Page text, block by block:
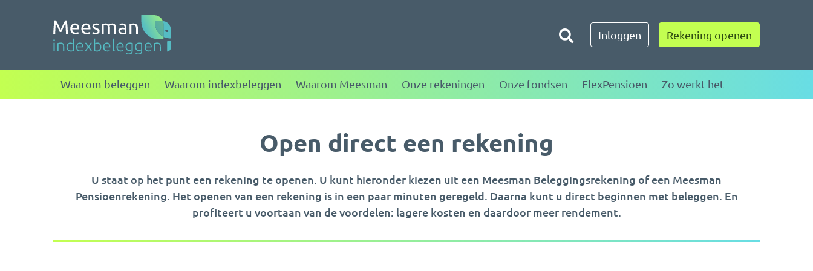
Meesman indexbeleggen
Toggle zoeken
Inloggen Rekening openen
Waarom beleggen Waarom indexbeleggen Waarom Meesman Onze rekeningen Onze fondsen FlexPensioen Zo werkt het
Open direct een rekening
U staat op het punt een rekening te openen. U kunt hieronder kiezen uit een Meesman Beleggingsrekening of een Meesman
Pensioenrekening. Het openen van een rekening is in een paar minuten geregeld. Daarna kunt u direct beginnen met beleggen. En
profiteert u voortaan van de voordelen: lagere kosten en daardoor meer rendement.